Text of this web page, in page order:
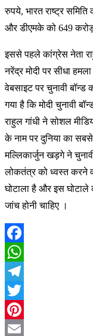
रुपये, भारत राष्ट्र
और डीएमके को 649
इससे पहले कांग्रेस नेता
नरेंद्र मोदी पर सीधा
वेबसाइट पर चुनावी बॉन्ड
गया है कि मोदी चुनावी
राहुल गांधी ने सोशल
के नाम पर दुनिया का
मल्लिकार्जुन खड़गे ने
लोकतंत्र को ध्वस्त करने
घोटाला है और इस
जांच होनी चाहिए ।
Facebook
WhatsApp
Telegram
Twitter
Pinterest